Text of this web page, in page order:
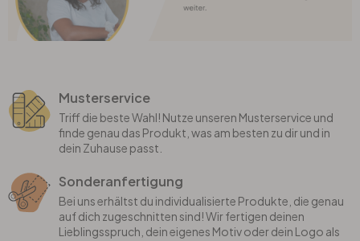
Eingangsbereich
Musterservice
Triff die beste Wahl! Nutze unseren Musterservice und
finde genau das Produkt, was am besten zu dir und in
dein Zuhause passt.
Sonderanfertigung
Bei uns erhältst du individualisierte Produkte, die genau
auf dich zugeschnitten sind! Wir fertigen deinen
Lieblingsspruch, dein eigenes Motiv oder dein Logo als